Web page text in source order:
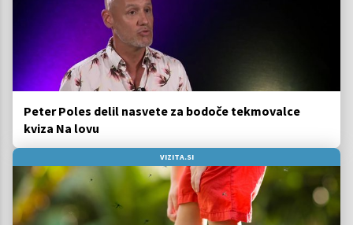
Peter Poles delil nasvete za bodoče tekmovalce
kviza Na lovu
VIZITA.SI